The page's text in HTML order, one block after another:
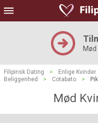
Filipinsk Dating > Enlige Kvinder
Beliggenhed
> Cotabato >
Mød